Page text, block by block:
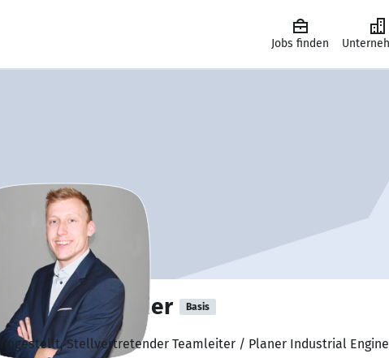
Jobs finden
Heilmeier Basis
Angestellt, Stellvertretender Teamleiter / Planer Industrial